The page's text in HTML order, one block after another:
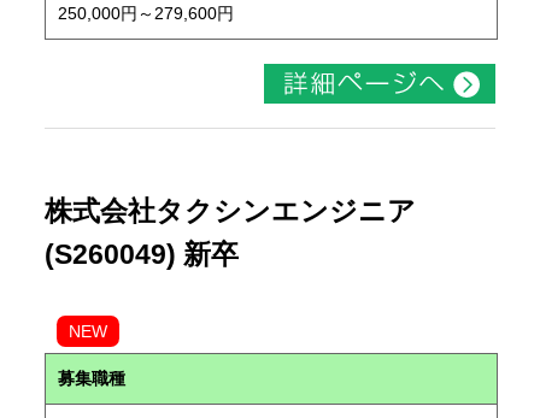
250,000円～279,600円
株式会社タクシンエンジニア
(S260049) 新卒
NEW
募集職種